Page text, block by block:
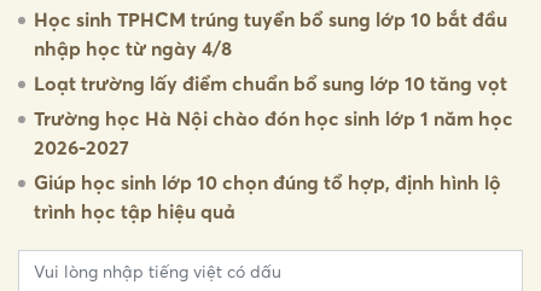
Học sinh TPHCM trúng tuyển bổ sung lớp 10 bắt đầu
nhập học từ ngày 4/8
Loạt trường lấy điểm chuẩn bổ sung lớp 10 tăng vọt
Trường học Hà Nội chào đón học sinh lớp 1 năm học
2026-2027
Giúp học sinh lớp 10 chọn đúng tổ hợp, định hình lộ
trình học tập hiệu quả